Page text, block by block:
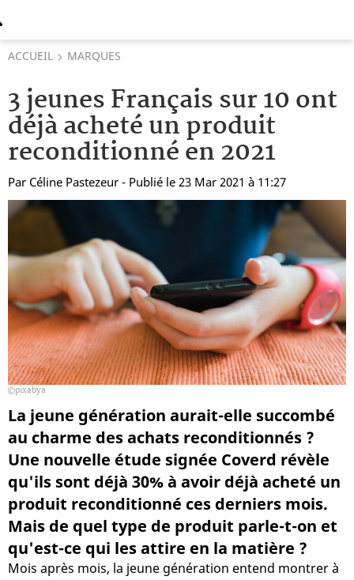
ACCUEIL MARQUES
3 jeunes Français sur 10 ont
déjà acheté un produit
reconditionné en 2021
Par Céline Pastezeur - Publié le 23 Mar 2021 à 11:27
pixabya
La jeune génération aurait-elle succombé
au charme des achats reconditionnés ?
Une nouvelle étude signée Coverd révèle
qu'ils sont déjà 30% à avoir déjà acheté un
produit reconditionné ces derniers mois.
Mais de quel type de produit parle-t-on et
qu'est-ce qui les attire en la matière ?
Mois après mois, la jeune génération entend montrer à